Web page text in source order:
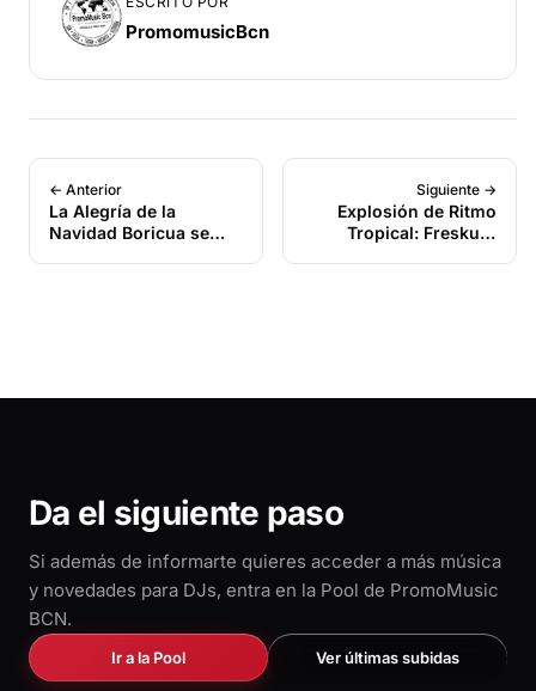
PromomusicBcn
← Anterior
La Alegría de la
Navidad Boricua se
Siguiente →
Explosión de Ritmo
Tropical: Freskura
Da el siguiente paso
Si además de informarte quieres acceder a más música
y novedades para DJs, entra en la Pool de PromoMusic
BCN.
Ir a la Pool Ver últimas subidas